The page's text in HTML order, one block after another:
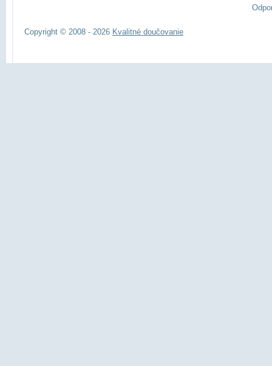
Copyright © 2008 - 2026 Kvalitné doučovanie